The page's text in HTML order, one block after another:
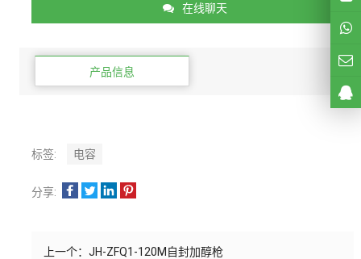
在线聊天
产品信息
标签: 电容
分享:
上一个： JH-ZFQ1-120M自封加醇枪